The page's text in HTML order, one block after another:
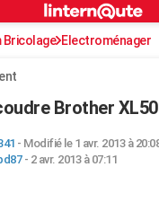
par ville
S'inscrire
Connexion
Bricolage Electroménager
Brother
- Modifié le 1 avr. 2013 à
- 2 avr. 2013 à 07:11